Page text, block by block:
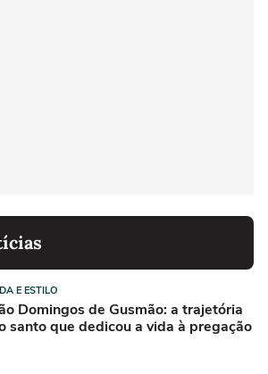
E ESTILO
Domingos de Gusmão: a trajetória
santo que dedicou a vida à pregação